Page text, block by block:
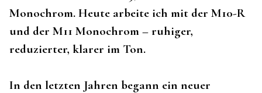
Monochrom. Heute arbeite ich mit der M10-R
und der M11 Monochrom – ruhiger,
reduzierter, klarer im Ton.
In den letzten Jahren begann ein neuer